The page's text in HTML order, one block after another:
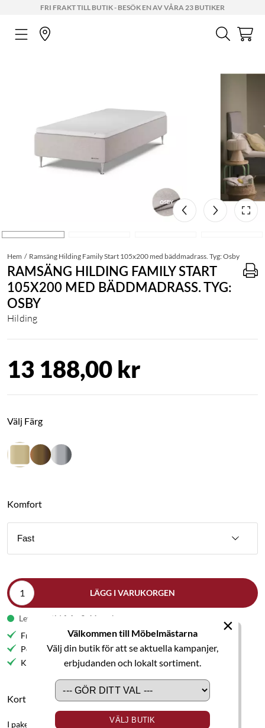
FRI FRAKT TILL BUTIK - BESÖK EN AV VÅRA 23 BUTIKER
Välkommen till Möbelmästarna
Välj din butik för att se aktuella kampanjer,
erbjudanden och lokalt sortiment.
VÄLJ BUTIK
×
Hem Ramsäng Hilding Family Start 105x200 med bäddmadrass. Tyg: Osby
RAMSÄNG HILDING FAMILY START
105X200 MED BÄDDMADRASS. TYG:
OSBY
Hilding
13 188,00 kr
Välj Färg
Komfort
Fast
LÄGG I VARUKORGEN
Leveranstid från 9-11 veckor
Fri frakt till butik
Personlig service
Kvalitetsmöbler
Kort produktbeskrivning
I paketet ingår: